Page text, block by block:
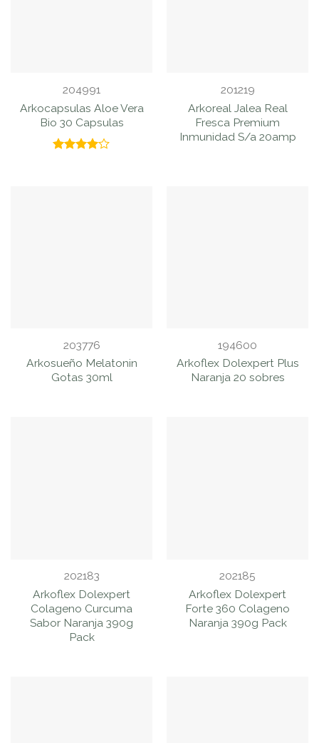
204991
Arkocapsulas Aloe Vera
Bio 30 Capsulas
201219
Arkoreal Jalea Real
Fresca Premium
Inmunidad S/a 20amp
203776
Arkosueño Melatonin
Gotas 30ml
194600
Arkoflex Dolexpert Plus
Naranja 20 sobres
202183
Arkoflex Dolexpert
Colageno Curcuma
Sabor Naranja 390g
Pack
202185
Arkoflex Dolexpert
Forte 360 Colageno
Naranja 390g Pack